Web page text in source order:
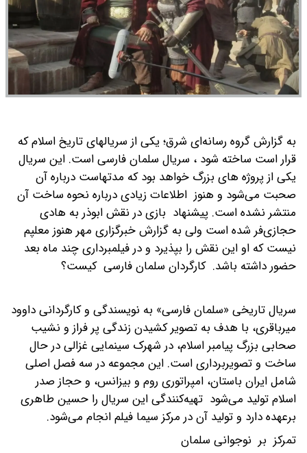
به گزارش گروه رسانه‌ای شرق؛ یکی از سریالهای تاریخ اسلام که
قرار است ساخته شود ، سریال سلمان فارسی است. این سریال
یکی از پروژه های بزرگ خواهد بود که مدتهاست درباره آن
صحبت می‌شود و هنوز اطلاعات زیادی درباره نحوه ساخت آن
منتشر نشده است. پیشنهاد بازی در نقش ابوذر به هادی
حجازی‌فر شده است ولی به گزارش خبرگزاری مهر هنوز معلپم
نیست که او این نقش را بپذیرد و در فیلمبرداری چند ماه بعد
حضور داشته باشد. کارگردان سلمان فارسی کیست؟
سریال تاریخی «سلمان فارسی» به نویسندگی و کارگردانی داوود
میرباقری، با هدف به تصویر کشیدن زندگی پر فراز و نشیب
صحابی بزرگ پیامبر اسلام، در شهرک سینمایی غزالی در حال
ساخت و تصویربرداری است. این مجموعه در سه فصل اصلی
شامل ایران باستان، امپراتوری روم و بیزانس، و حجاز صدر
اسلام تولید می‌شود تهیه‌کنندگی این سریال را حسین طاهری
برعهده دارد و تولید آن در مرکز سیما فیلم انجام می‌شود.
تمرکز بر نوجوانی سلمان